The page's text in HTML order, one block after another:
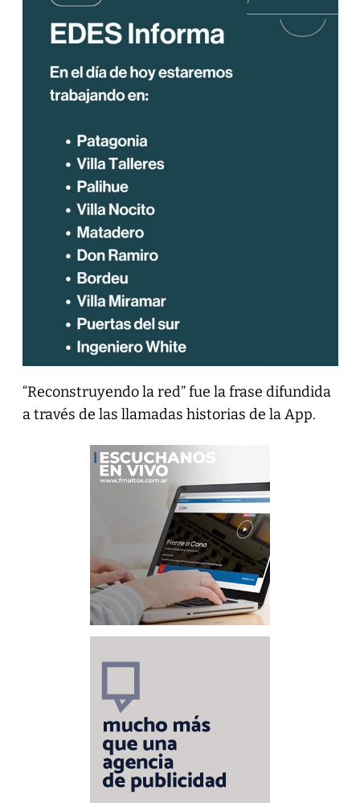
“Reconstruyendo la red” fue la frase difundida
a través de las llamadas historias de la App.